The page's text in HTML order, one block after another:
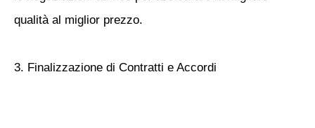
qualità al miglior prezzo.
3. Finalizzazione di Contratti e Accordi